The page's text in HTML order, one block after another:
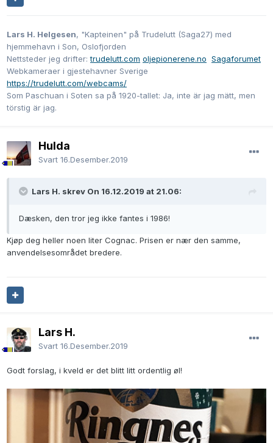
Lars H. Helgesen, "Kapteinen" på Trudelutt (Saga27) med
hjemmehavn i Son, Oslofjorden
Nettsteder jeg drifter:trudelutt.com oljepionerene.no Sagaforumet
Webkameraer i gjestehavner Sverige
https://trudelutt.com/webcams/
Som Paschuan i Soten sa på 1920-tallet: Ja, inte är jag mätt, men
törstig är jag.
Hulda
Svart 16.Desember.2019
Lars H. skrev On 16.12.2019 at 21.06:
Dæsken, den tror jeg ikke fantes i 1986!
Kjøp deg heller noen liter Cognac. Prisen er nær den samme,
anvendelsesområdet bredere.
Lars H.
Svart 16.Desember.2019
Godt forslag, i kveld er det blitt litt ordentlig øl!